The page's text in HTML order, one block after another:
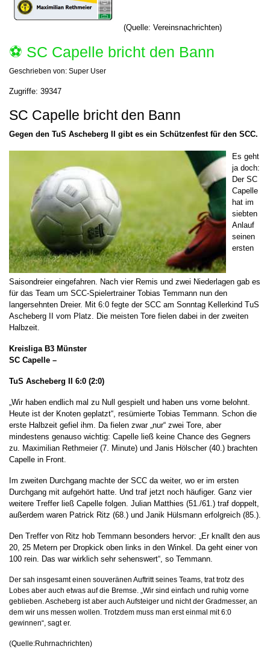
(Quelle: Vereinsnachrichten)
⚽️ SC Capelle bricht den Bann
Geschrieben von: Super User
Zugriffe: 39347
SC Capelle bricht den Bann
Gegen den TuS Ascheberg II gibt es ein Schützenfest für den SCC.
Es geht
ja doch:
Der SC
Capelle
hat im
siebten
Anlauf
seinen
ersten
Saisondreier eingefahren. Nach vier Remis und zwei Niederlagen gab es
für das Team um SCC-Spielertrainer Tobias Temmann nun den
langersehnten Dreier. Mit 6:0 fegte der SCC am Sonntag Kellerkind TuS
Ascheberg II vom Platz. Die meisten Tore fielen dabei in der zweiten
Halbzeit.
Kreisliga B3 Münster
SC Capelle –
TuS Ascheberg II 6:0 (2:0)
„Wir haben endlich mal zu Null gespielt und haben uns vorne belohnt.
Heute ist der Knoten geplatzt“, resümierte Tobias Temmann. Schon die
erste Halbzeit gefiel ihm. Da fielen zwar „nur“ zwei Tore, aber
mindestens genauso wichtig: Capelle ließ keine Chance des Gegners
zu. Maximilian Rethmeier (7. Minute) und Janis Hölscher (40.) brachten
Capelle in Front.
Im zweiten Durchgang machte der SCC da weiter, wo er im ersten
Durchgang mit aufgehört hatte. Und traf jetzt noch häufiger. Ganz vier
weitere Treffer ließ Capelle folgen. Julian Matthies (51./61.) traf doppelt,
außerdem waren Patrick Ritz (68.) und Janik Hülsmann erfolgreich (85.).
Den Treffer von Ritz hob Temmann besonders hervor: „Er knallt den aus
20, 25 Metern per Dropkick oben links in den Winkel. Da geht einer von
100 rein. Das war wirklich sehr sehenswert“, so Temmann.
Der sah insgesamt einen souveränen Auftritt seines Teams, trat trotz des
Lobes aber auch etwas auf die Bremse. „Wir sind einfach und ruhig vorne
geblieben. Ascheberg ist aber auch Aufsteiger und nicht der Gradmesser, an
dem wir uns messen wollen. Trotzdem muss man erst einmal mit 6:0
gewinnen“, sagt er.
(Quelle:Ruhrnachrichten)